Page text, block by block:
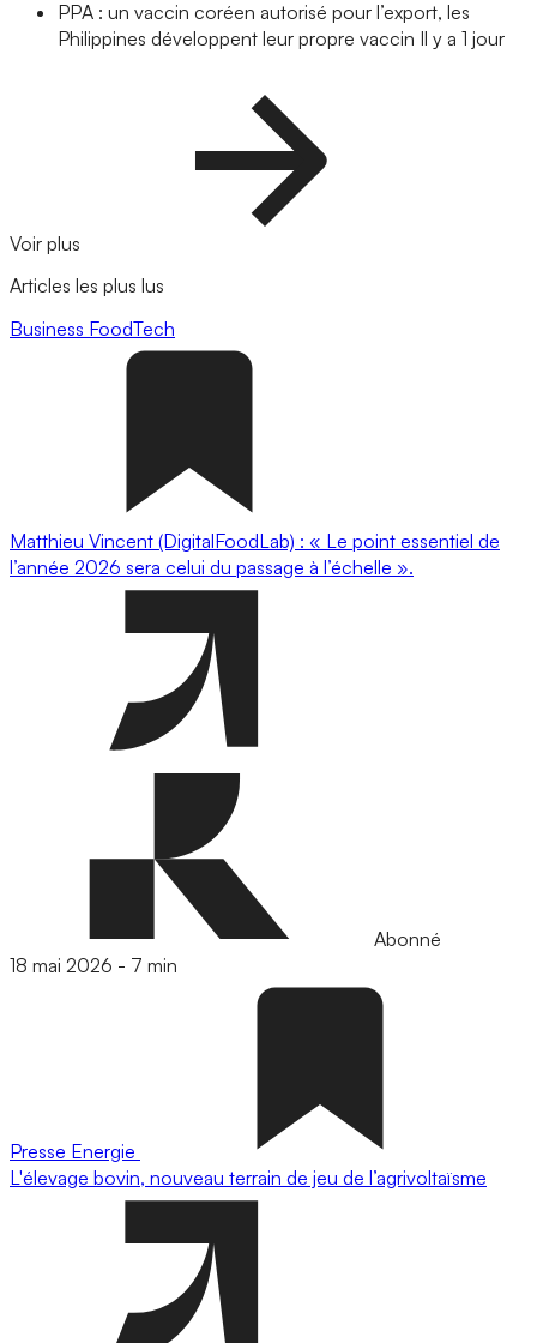
PPA : un vaccin coréen autorisé pour l’export, les
Philippines développent leur propre vaccin Il y a 1 jour
Voir plus
Articles les plus lus
Business FoodTech
Matthieu Vincent (DigitalFoodLab) : « Le point essentiel de
l’année 2026 sera celui du passage à l’échelle ».
Abonné
18 mai 2026 - 7 min
Presse Energie
L'élevage bovin, nouveau terrain de jeu de l’agrivoltaïsme